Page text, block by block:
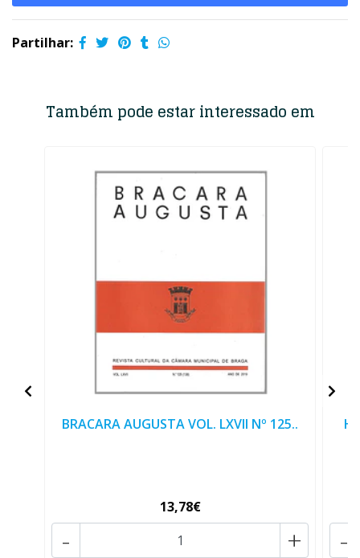
Partilhar:
Também pode estar interessado em
BRACARA AUGUSTA VOL. LXVII Nº 125..
13,78€
+
- -